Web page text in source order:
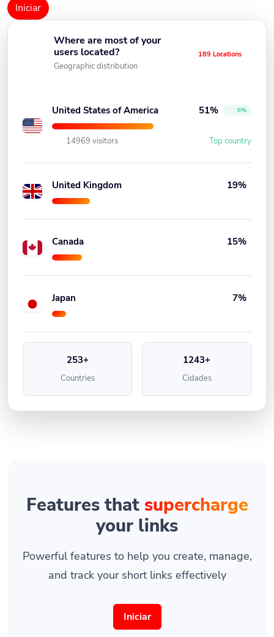
Iniciar
Where are most of your
users located?
Geographic distribution
189 Locations
United States of America 51% 6%
14969 visitors Top country
United Kingdom 19%
Canada 15%
Japan 7%
253+
Countries
1243+
Cidades
Features that supercharge
your links
Powerful features to help you create, manage,
and track your short links effectively
Iniciar